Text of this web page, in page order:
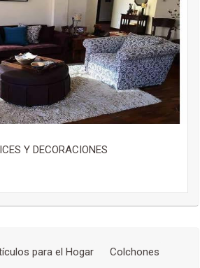
Y DECORACIONES
para el Hogar Colchones